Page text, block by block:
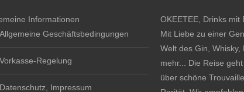
Informationen
Allgemeine Geschäftsbedingungen
Vorkasse-Regelung
Datenschutz, Impressum
OKEETEE, Drinks mit
Mit Liebe zu einer
Welt des Gin, Whisky,
mehr... Die Reise
über schöne